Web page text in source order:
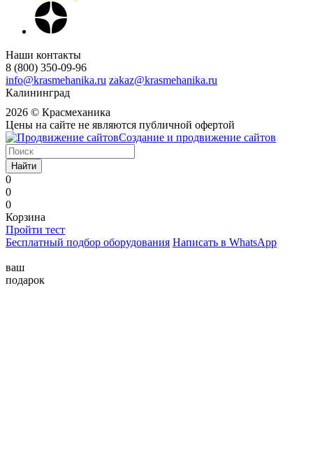
Наши контакты
8 (800) 350-09-96
info@krasmehanika.ru zakaz@krasmehanika.ru
Калининград
2026 © Красмеханика
Цены на сайте не являются публичной офертой
Создание и продвижение сайтов
Найти
0
0
0
Корзина
Пройти тест
Бесплатный подбор оборудования Написать в WhatsApp
ваш
подарок